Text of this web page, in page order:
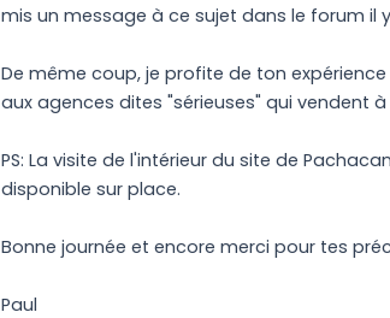
mis un message à ce sujet dans le forum il
De même coup, je profite de ton
aux agences dites "sérieuses" qui vendent
PS: La visite de l'intérieur du site de
disponible sur place.
Bonne journée et encore merci pour tes
Paul